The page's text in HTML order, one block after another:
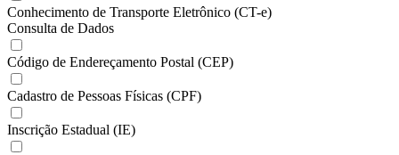
Conhecimento de Transporte Eletrônico (CT-e)
Consulta de Dados
Código de Endereçamento Postal (CEP)
Cadastro de Pessoas Físicas (CPF)
Inscrição Estadual (IE)